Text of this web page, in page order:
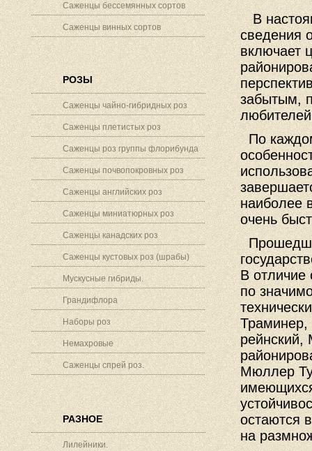
Саженцы бессемянных сортов
Саженцы винных сортов
РОЗЫ
Саженцы чайно-гибридных роз
Саженцы плетистых роз
Саженцы роз группы флорибунда
Саженцы почвопокровных роз
Саженцы английских роз
Саженцы миниатюрных роз
Саженцы канадских роз
Саженцы кустовых роз (шрабы)
Мускусные гибриды.
Грандифлора
Наборы роз
Немахровые
Саженцы спрей роз.
РАЗНОЕ
Лилейники.
В
сведения
включает
забытым,
По
наиболее
очень
В отличие
по
Траминер,
рейнский,
Мюллер
остаются
на